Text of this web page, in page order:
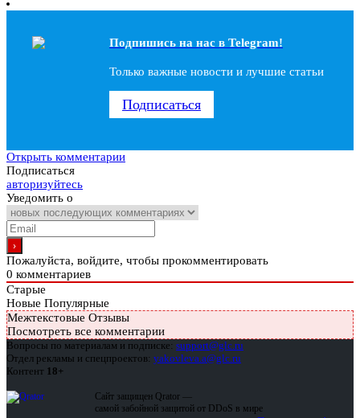
Подпишись на наc в Telegram!
Только важные новости и лучшие статьи
Подписаться
Открыть комментарии
Подписаться
авторизуйтесь
Уведомить о
Пожалуйста, войдите, чтобы прокомментировать
0 комментариев
Старые
Новые Популярные
Межтекстовые Отзывы
Посмотреть все комментарии
Вопросы по материалам и подписке: support@glc.ru
Отдел рекламы и спецпроектов: yakovleva.a@glc.ru
Контент 18+
Сайт защищен Qrator —
самой забойной защитой от DDoS в мире